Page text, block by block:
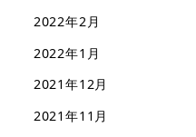
2022年2月
2022年1月
2021年12月
2021年11月